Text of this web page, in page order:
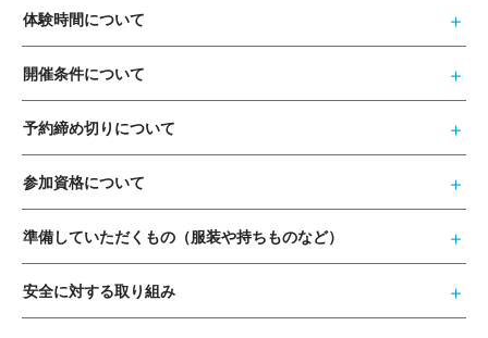
体験時間について
開催条件について
予約締め切りについて
参加資格について
準備していただくもの（服装や持ちものなど）
安全に対する取り組み